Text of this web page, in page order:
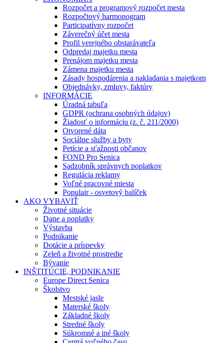
Rozpočet a programový rozpočet mesta
Rozpočtový harmonogram
Participatívny rozpočet
Záverečný účet mesta
Profil verejného obstarávateľa
Odpredaj majetku mesta
Prenájom majetku mesta
Zámena majetku mesta
Zásady hospodárenia a nakladania s majetkom
Objednávky, zmluvy, faktúry
INFORMÁCIE
Úradná tabuľa
GDPR (ochrana osobných údajov)
Žiadosť o informáciu (z. č. 211/2000)
Otvorené dáta
Sociálne služby a byty
Petície a sťažnosti občanov
FOND Pro Senica
Sadzobník správnych poplatkov
Regulácia reklamy
Voľné pracovné miesta
Populair - osvetový balíček
AKO VYBAVIŤ
Životné situácie
Dane a poplatky
Výstavba
Podnikanie
Dotácie a príspevky
Zeleň a životné prostredie
Bývanie
INŠTITÚCIE, PODNIKANIE
Europe Direct Senica
Školstvo
Mestské jasle
Materské školy
Základné školy
Stredné školy
Súkromné a iné školy